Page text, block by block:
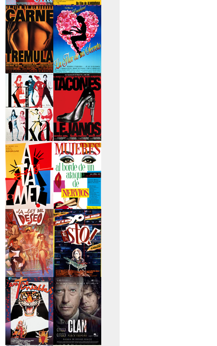
>Hable con ella
>Todo sobre mi
madre
>Carne trémula
>La flor de mi
secreto
>Kika >Tacones lejanos
>Átame
>Mujeres al borde
de un...
>La ley del deseo
>Qué he hecho yo
para...